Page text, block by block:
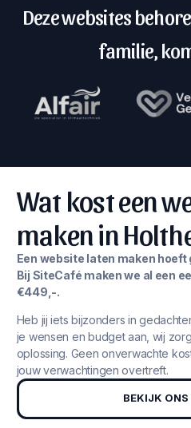
Deze websites
familie,
Wat kost een
maken in
Een website laten maken
Bij SiteCafé maken we al een
€449,-.
Heb jij iets bijzonders in
je wensen en budget aan, wij
oplossing. Geen onverwachte
jouw verwachtingen overtreft.
BEKIJK ONS